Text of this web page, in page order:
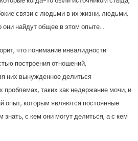
связи с людьми в их жизни, людьми,
они найдут общее в этом опыте…
что понимание инвалидности
построения отношений,
них вынужденное делиться
таких как недержание мочи, и
опыт, которым являются постоянные
знать, с кем они могут делиться, а с кем